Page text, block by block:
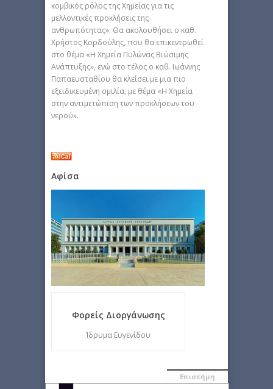
κομβικός ρόλος της Χημείας για τις
μελλοντικές προκλήσεις της
ανθρωπότητας». Θα ακολουθήσει ο καθ.
Χρήστος Κορδούλης, που θα επικεντρωθεί
στο θέμα «Η Χημεία Πυλώνας Βιώσιμης
Ανάπτυξης», ενώ στο τέλος ο καθ. Ιωάννης
Παπαευσταθίου θα κλείσει με μια πιο
εξειδικευμένη ομιλία, με θέμα «Η Χημεία
στην αντιμετώπιση των προκλήσεων του
νερού».
Αφίσα
Φορείς Διοργάνωσης
Ίδρυμα Ευγενίδου
Επιστήμη